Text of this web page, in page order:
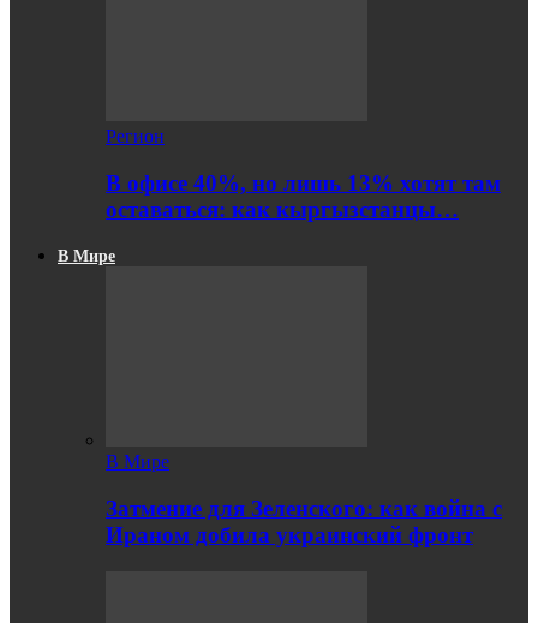
Регион
В офисе 40%, но лишь 13% хотят там
оставаться: как кыргызстанцы…
В Мире
В Мире
Затмение для Зеленского: как война с
Ираном добила украинский фронт